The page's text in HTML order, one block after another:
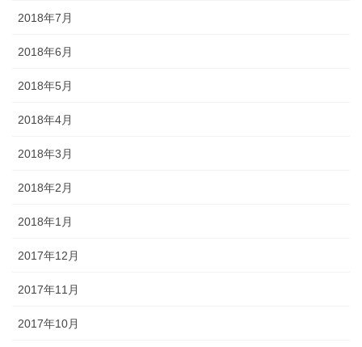
2018年7月
2018年6月
2018年5月
2018年4月
2018年3月
2018年2月
2018年1月
2017年12月
2017年11月
2017年10月